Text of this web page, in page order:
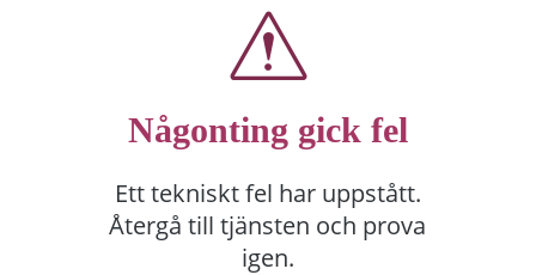
Någonting gick fel
Ett tekniskt fel har uppstått.
Återgå till tjänsten och prova
igen.